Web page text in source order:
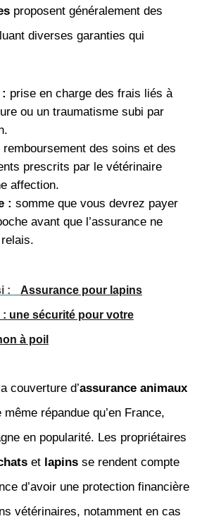
proposent généralement des
diverses garanties qui
prise en charge des frais liés à
ou un traumatisme subi par
remboursement des soins et des
prescrits par le vétérinaire
affection.
: somme que vous devrez payer
avant que l’assurance ne
: Assurance pour lapins
une sécurité pour votre
à poil
couverture d’assurance animaux
même répandue qu’en France,
en popularité. Les propriétaires
et lapinsse rendent compte
d’avoir une protection financière
vétérinaires, notamment en cas